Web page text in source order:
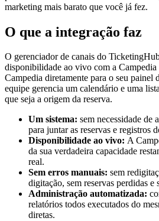
marketing mais barato que você já fez.
O que a integração faz
O gerenciador de canais do
disponibilidade ao vivo com a Campedia
Campedia diretamente para o seu painel
equipe gerencia um calendário e uma
que seja a origem da reserva.
Um sistema: sem necessidade de
para juntar as reservas e registros
Disponibilidade ao vivo: A
da sua verdadeira capacidade
real.
Sem erros manuais: sem
digitação, sem reservas perdidas e
Administração automatizada:
relatórios todos executados do
diretas.